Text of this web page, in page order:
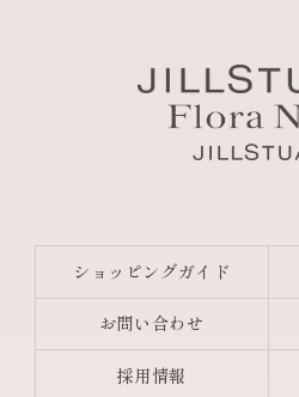
ショッピングガイド
お問い合わせ
採用情報